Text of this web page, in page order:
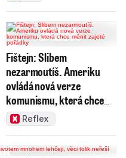
Fištejn: Slibem
nezarmoutíš. Ameriku
ovládá nová verze
komunismu, která chce
měnit zajeté pořádky
Reflex